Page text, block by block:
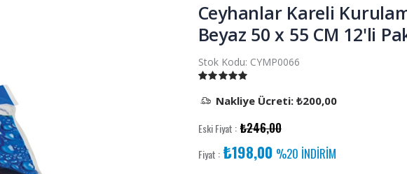
Ceyhanlar Kareli
Beyaz 50 x 55 CM 12'li
Stok Kodu: CYMP0066
Nakliye Ücreti: ₺200,00
Eski Fiyat : ₺246,00
Fiyat : ₺198,00 %20 İNDİRİM